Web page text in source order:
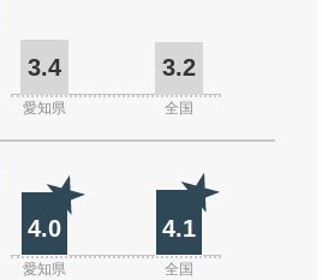
3.4 3.2
愛知県 全国
4.0 4.1
愛知県 全国